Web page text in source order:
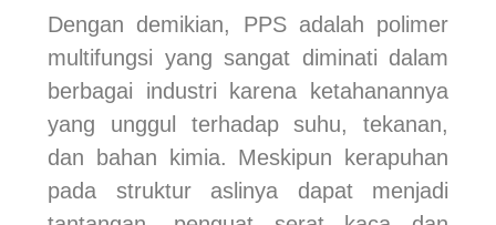
Dengan demikian, PPS adalah polimer
multifungsi yang sangat diminati dalam
berbagai industri karena ketahanannya
yang unggul terhadap suhu, tekanan,
dan bahan kimia. Meskipun kerapuhan
pada struktur aslinya dapat menjadi